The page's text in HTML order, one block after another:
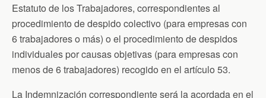
Estatuto de los Trabajadores, correspondientes al
procedimiento de despido colectivo (para empresas con
6 trabajadores o más) o el procedimiento de despidos
individuales por causas objetivas (para empresas con
menos de 6 trabajadores) recogido en el artículo 53.
La Indemnización correspondiente será la acordada en el